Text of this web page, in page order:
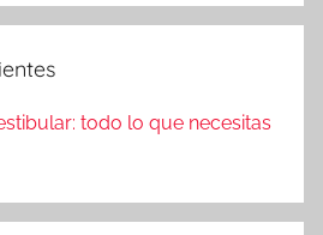
todo lo que necesitas